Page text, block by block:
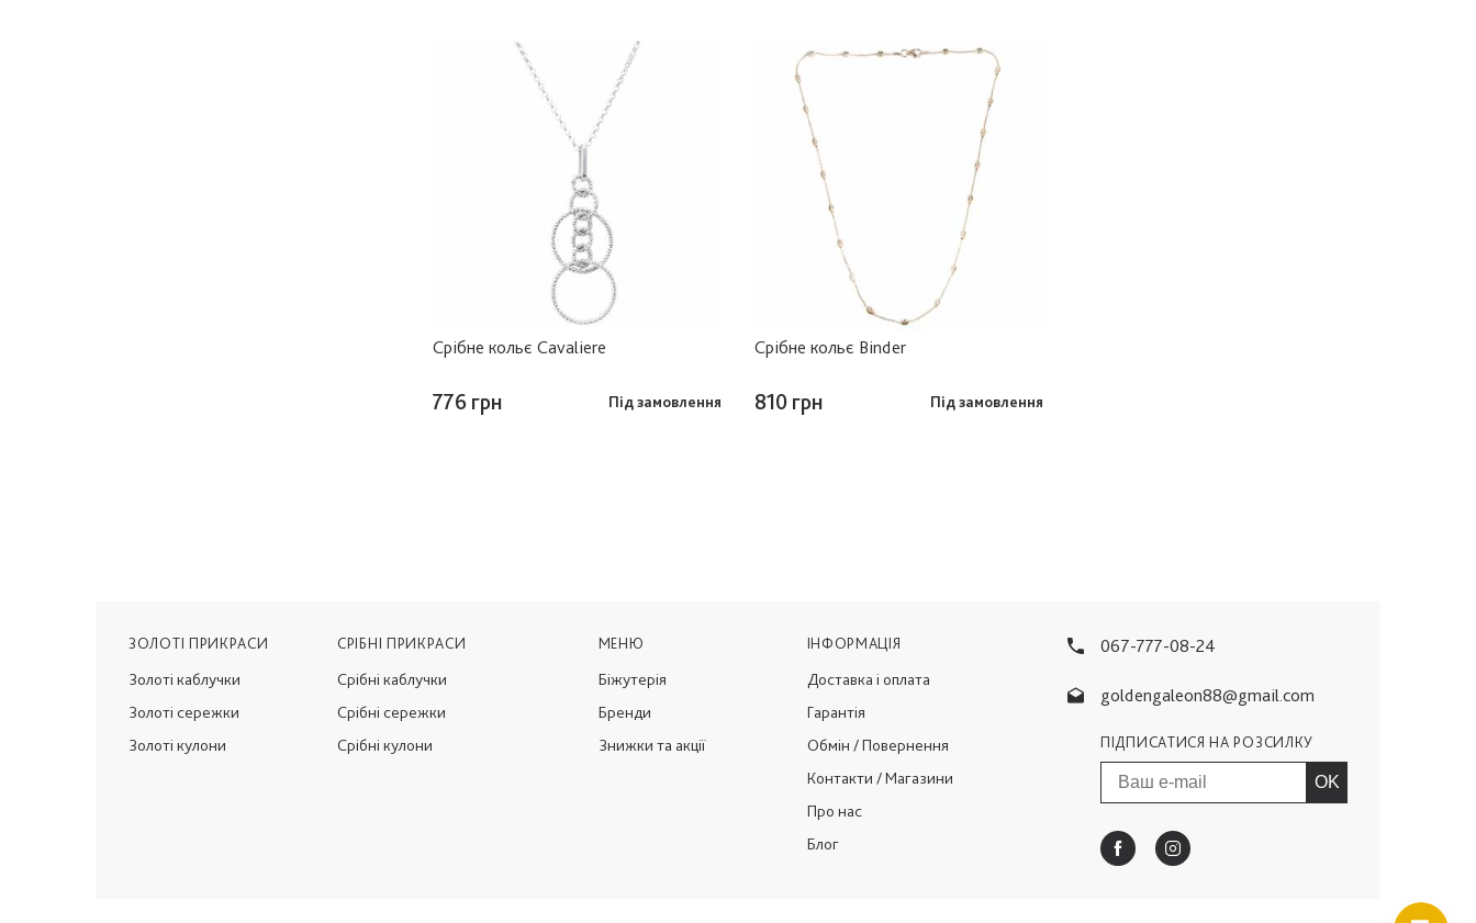
Срібне кольє Cavaliere
776 грн Під замовлення
Срібне кольє Binder
810 грн Під замовлення
ЗОЛОТІ ПРИКРАСИ
Золоті каблучки
Золоті сережки
Золоті кулони
СРІБНІ ПРИКРАСИ
Срібні каблучки
Срібні сережки
Срібні кулони
МЕНЮ
Біжутерія
Бренди
Знижки та акції
ІНФОРМАЦІЯ
Доставка і оплата
Гарантія
Обмін / Повернення
Контакти / Магазини
Про нас
Блог
067-777-08-24
goldengaleon88@gmail.com
ПІДПИСАТИСЯ НА РОЗСИЛКУ
OK